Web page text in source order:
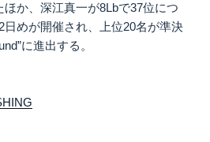
か、深江真一が8Lbで37位につ
日めが開催され、上位20名が準決
に進出する。